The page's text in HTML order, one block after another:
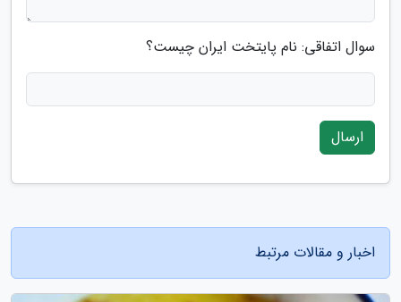
سوال اتفاقی: نام پایتخت ایران چیست؟
ارسال
اخبار و مقالات مرتبط